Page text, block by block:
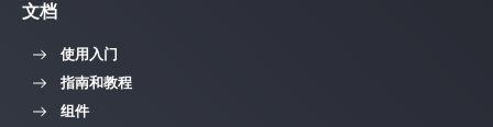
文档
使用入门
指南和教程
组件